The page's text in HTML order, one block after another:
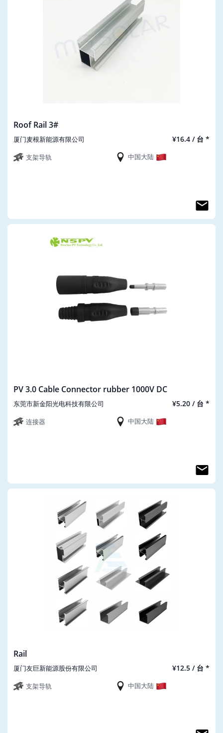
Roof Rail 3#
厦门麦根新能源有限公司 ¥16.4 / 台 *
支架导轨 中国大陆
PV 3.0 Cable Connector rubber 1000V DC
东莞市新金阳光电科技有限公司 ¥5.20 / 台 *
连接器 中国大陆
Rail
厦门友巨新能源股份有限公司 ¥12.5 / 台 *
支架导轨 中国大陆